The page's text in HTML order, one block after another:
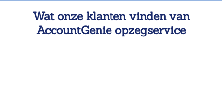
Wat onze klanten vinden van
AccountGenie opzegservice